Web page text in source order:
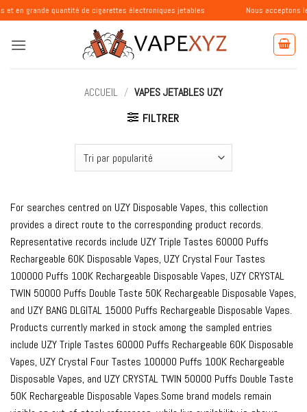
Passer
au
contenu
quantité de cigarettes électroniques jetables Nous acceptons les
ACCUEIL / VAPES JETABLES UZY
FILTRER
For searches centred on UZY Disposable Vapes, this collection
provides a direct route to the corresponding product records.
Representative records include UZY Triple Tastes 60000 Puffs
Rechargeable 60K Disposable Vapes, UZY Crystal Four Tastes
100000 Puffs 100K Rechargeable Disposable Vapes, UZY CRYSTAL
TWIN 50000 Puffs Double Taste 50K Rechargeable Disposable Vapes,
and UZY BANG DLGITAL 15000 Puffs Rechargeable Disposable Vapes.
Products currently marked in stock among the sampled entries
include UZY Triple Tastes 60000 Puffs Rechargeable 60K Disposable
Vapes, UZY Crystal Four Tastes 100000 Puffs 100K Rechargeable
Disposable Vapes, and UZY CRYSTAL TWIN 50000 Puffs Double Taste
50K Rechargeable Disposable Vapes.Some brand models remain